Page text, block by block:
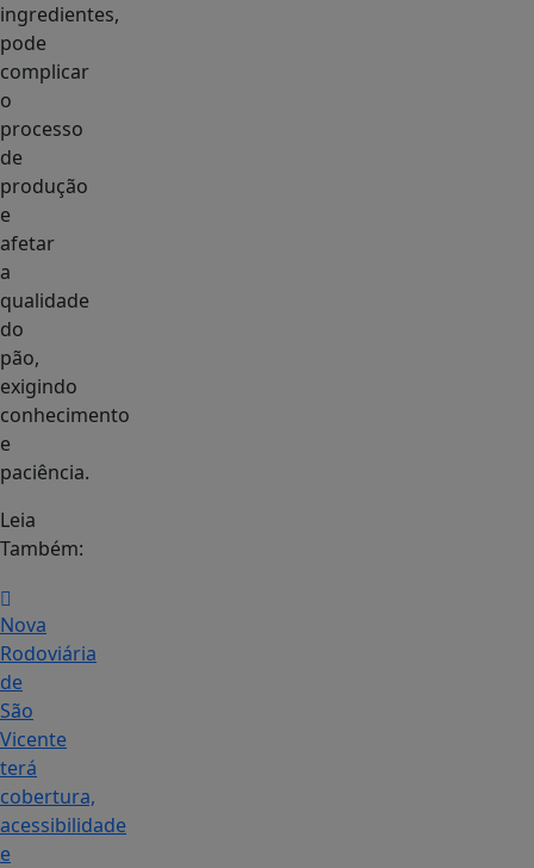
ingredientes,
pode
complicar
o
processo
de
produção
e
afetar
a
qualidade
do
pão,
exigindo
conhecimento
e
paciência.
Leia
Também:
Nova
Rodoviária
de
São
Vicente
terá
cobertura,
acessibilidade
e